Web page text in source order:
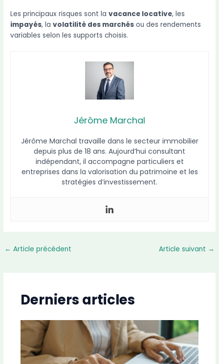
Les principaux risques sont lavacance locative, les
impayés, lavolatilité des marchés ou des rendements
variables selon les supports choisis.
Jérôme Marchal
Jérôme Marchal travaille dans le secteur immobilier
depuis plus de 18 ans. Aujourd’hui consultant
indépendant, il accompagne particuliers et
entreprises dans la valorisation du patrimoine et les
stratégies d’investissement.
← Article précédent Article suivant →
Derniers articles